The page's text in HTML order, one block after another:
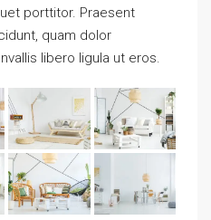
porttitor. Praesent
quam dolor
libero ligula ut eros.